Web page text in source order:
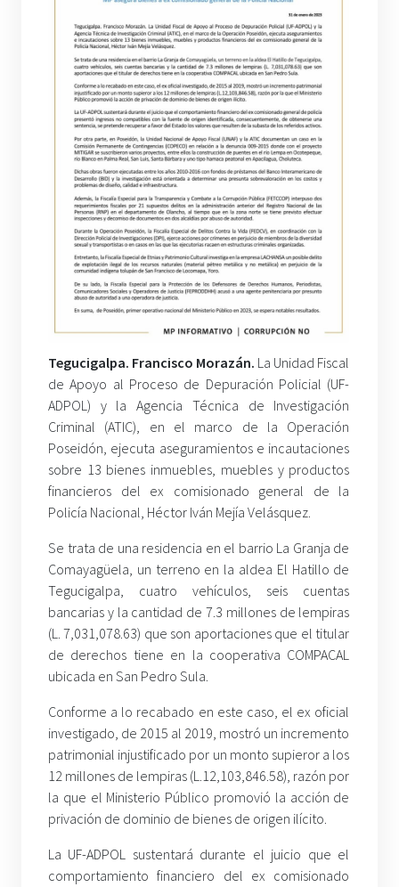
Tegucigalpa. Francisco Morazán. La Unidad Fiscal
de Apoyo al Proceso de Depuración Policial (UF-
ADPOL) y la Agencia Técnica de Investigación
Criminal (ATIC), en el marco de la Operación
Poseidón, ejecuta aseguramientos e incautaciones
sobre 13 bienes inmuebles, muebles y productos
financieros del ex comisionado general de la
Policía Nacional, Héctor Iván Mejía Velásquez.
Se trata de una residencia en el barrio La Granja de
Comayagüela, un terreno en la aldea El Hatillo de
Tegucigalpa, cuatro vehículos, seis cuentas
bancarias y la cantidad de 7.3 millones de lempiras
(L. 7,031,078.63) que son aportaciones que el titular
de derechos tiene en la cooperativa COMPACAL
ubicada en San Pedro Sula.
Conforme a lo recabado en este caso, el ex oficial
investigado, de 2015 al 2019, mostró un incremento
patrimonial injustificado por un monto supieror a los
12 millones de lempiras (L.12,103,846.58), razón por
la que el Ministerio Público promovió la acción de
privación de dominio de bienes de origen ilícito.
La UF-ADPOL sustentará durante el juicio que el
comportamiento financiero del ex comisionado